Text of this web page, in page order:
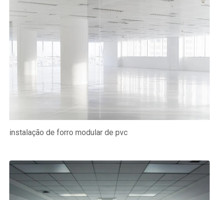
instalação de forro modular de pvc